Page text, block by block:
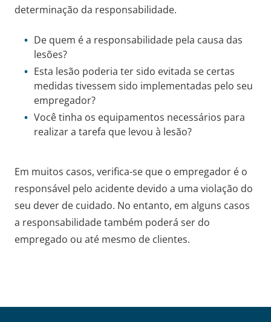
determinação da responsabilidade.
De quem é a responsabilidade pela causa das
lesões?
Esta lesão poderia ter sido evitada se certas
medidas tivessem sido implementadas pelo seu
empregador?
Você tinha os equipamentos necessários para
realizar a tarefa que levou à lesão?
Em muitos casos, verifica-se que o empregador é o
responsável pelo acidente devido a uma violação do
seu dever de cuidado. No entanto, em alguns casos
a responsabilidade também poderá ser do
empregado ou até mesmo de clientes.